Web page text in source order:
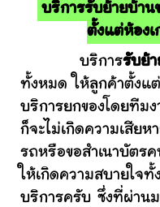
บริการรับย้ายบ้าน
ตั้งแต่ห้องเ
บริการรับย้
ทั้งหมด ให้ลูกค้าตั้งแ
บริการยกของโดยทีม
ก็จะไม่เกิดความเสีย
รถหรือขอสำเนาบัตร
ให้เกิดความสบายใจ
บริการครับ ซึ่งที่ผ่านม